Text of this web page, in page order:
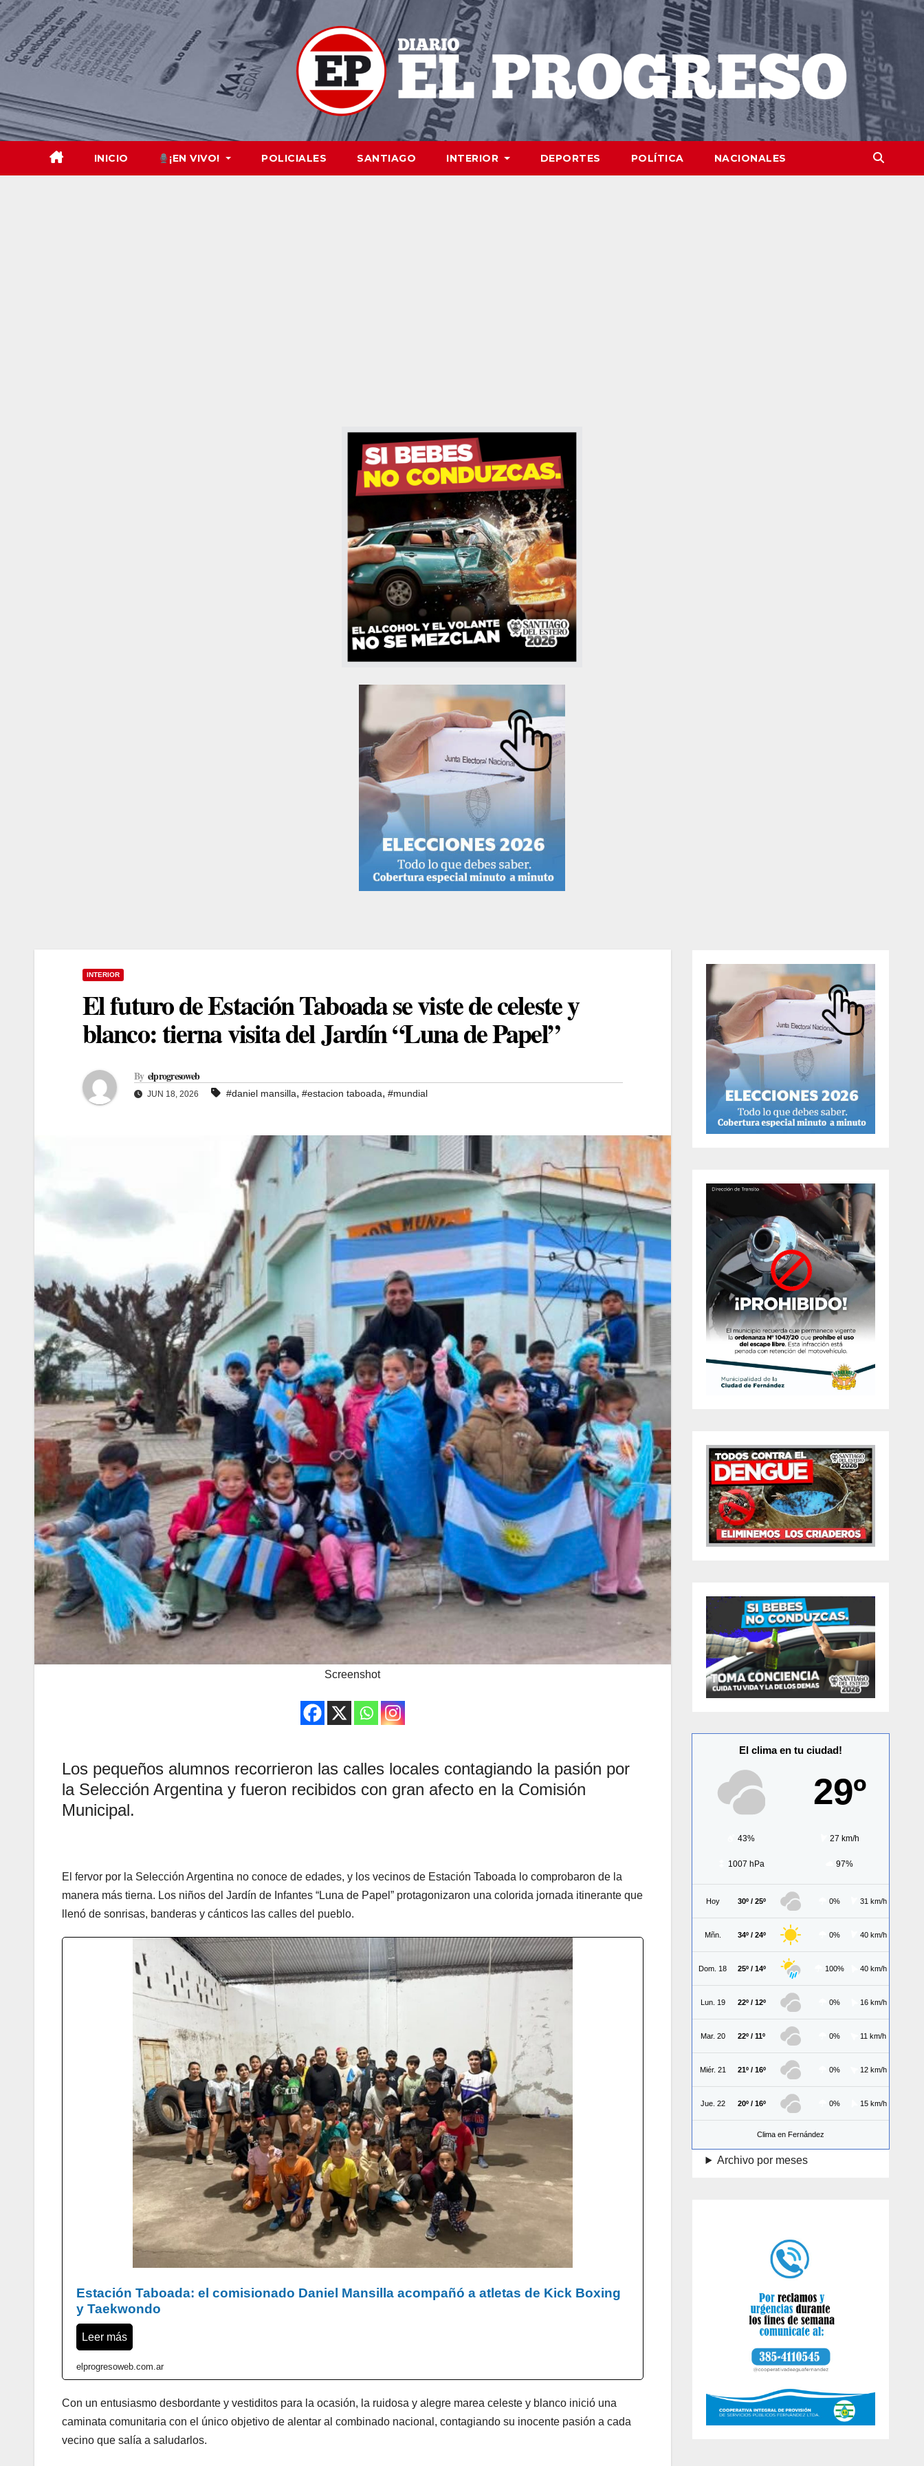
Skip
to
content
INICIO ¡EN VIVO! POLICIALES SANTIAGO INTERIOR DEPORTES POLÍTICA NACIONALES
INTERIOR
El futuro de Estación Taboada se viste de celeste y
blanco: tierna visita del Jardín “Luna de Papel”
By elprogresoweb
JUN 18, 2026 #daniel mansilla, #estacion taboada, #mundial
Screenshot
Los pequeños alumnos recorrieron las calles locales contagiando la pasión por
la Selección Argentina y fueron recibidos con gran afecto en la Comisión
Municipal.
El fervor por la Selección Argentina no conoce de edades, y los vecinos de Estación Taboada lo comprobaron de la
manera más tierna. Los niños del Jardín de Infantes “Luna de Papel” protagonizaron una colorida jornada itinerante que
llenó de sonrisas, banderas y cánticos las calles del pueblo.
Estación Taboada: el comisionado Daniel Mansilla acompañó a atletas de Kick Boxing
y Taekwondo
Leer más
elprogresoweb.com.ar
Con un entusiasmo desbordante y vestiditos para la ocasión, la ruidosa y alegre marea celeste y blanco inició una
caminata comunitaria con el único objetivo de alentar al combinado nacional, contagiando su inocente pasión a cada
vecino que salía a saludarlos.
El clima en tu ciudad!
29º
43% 27 km/h
1007 hPa 97%
Hoy 30º / 25º 0% 31 km/h
Mñn. 34º / 24º 0% 40 km/h
Dom. 18 25º / 14º 100% 40 km/h
Lun. 19 22º / 12º 0% 16 km/h
Mar. 20 22º / 11º 0% 11 km/h
Miér. 21 21º / 16º 0% 12 km/h
Jue. 22 20º / 16º 0% 15 km/h
Clima en Fernández
Archivo por meses